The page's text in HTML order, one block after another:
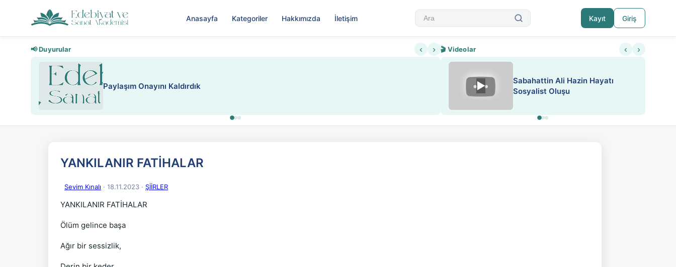
Anasayfa Kategoriler Hakkımızda İletişim Kayıt Giriş
📢 Duyurular ‹ ›
Nadir içeriklere kısıtlama ve kredi sistemi getirildi ESA 'da Sen de Paylaş
🎬 Videolar ‹ ›
ATEŞ YAKMAK KONU ÖZET J.
LONDON
YANKILANIR FATİHALAR
Sevim Kınalı · 18.11.2023 · ŞİİRLER
YANKILANIR FATİHALAR
Ölüm gelince başa
Ağır bir sessizlik,